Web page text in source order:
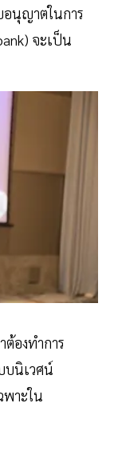
อนุญาตในการ
จะเป็น
ต้องทำการ
บนิเวศน์
พาะใน